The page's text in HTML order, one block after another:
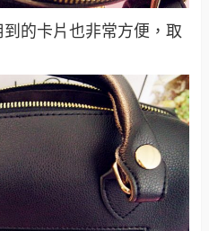
的卡片也非常方便，取